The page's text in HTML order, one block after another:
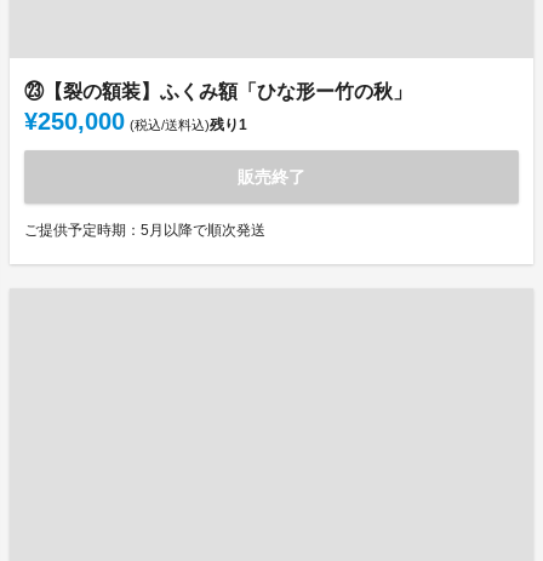
㉓【裂の額装】ふくみ額「ひな形ー竹の秋」
¥250,000 (税込/送料込)残り1
販売終了
ご提供予定時期：5月以降で順次発送